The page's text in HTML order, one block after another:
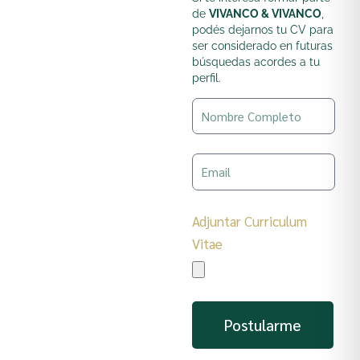
de VIVANCO & VIVANCO,
podés dejarnos tu CV para
ser considerado en futuras
búsquedas acordes a tu
perfil.
Adjuntar Curriculum
Vitae
Postularme